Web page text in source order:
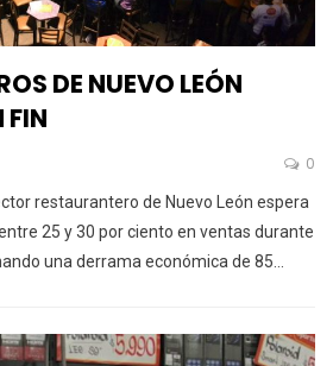
DE NUEVO LEÓN
FIN
0
restaurantero de Nuevo León espera
25 y 30 por ciento en ventas durante
una derrama económica de 85…